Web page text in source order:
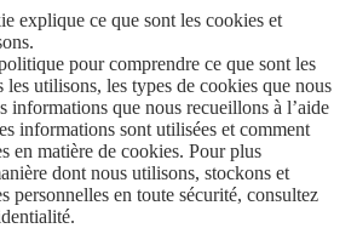
explique ce que sont les cookies et
pour comprendre ce que sont les
utilisons, les types de cookies que nous
informations que nous recueillons à l’aide
informations sont utilisées et comment
en matière de cookies. Pour plus
dont nous utilisons, stockons et
personnelles en toute sécurité, consultez